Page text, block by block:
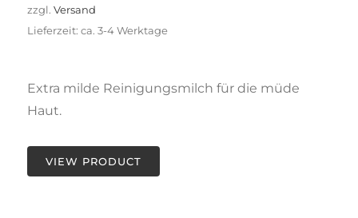
zzgl.Versand
Lieferzeit: ca. 3-4 Werktage
Extra milde Reinigungsmilch für die müde
Haut.
VIEW PRODUCT